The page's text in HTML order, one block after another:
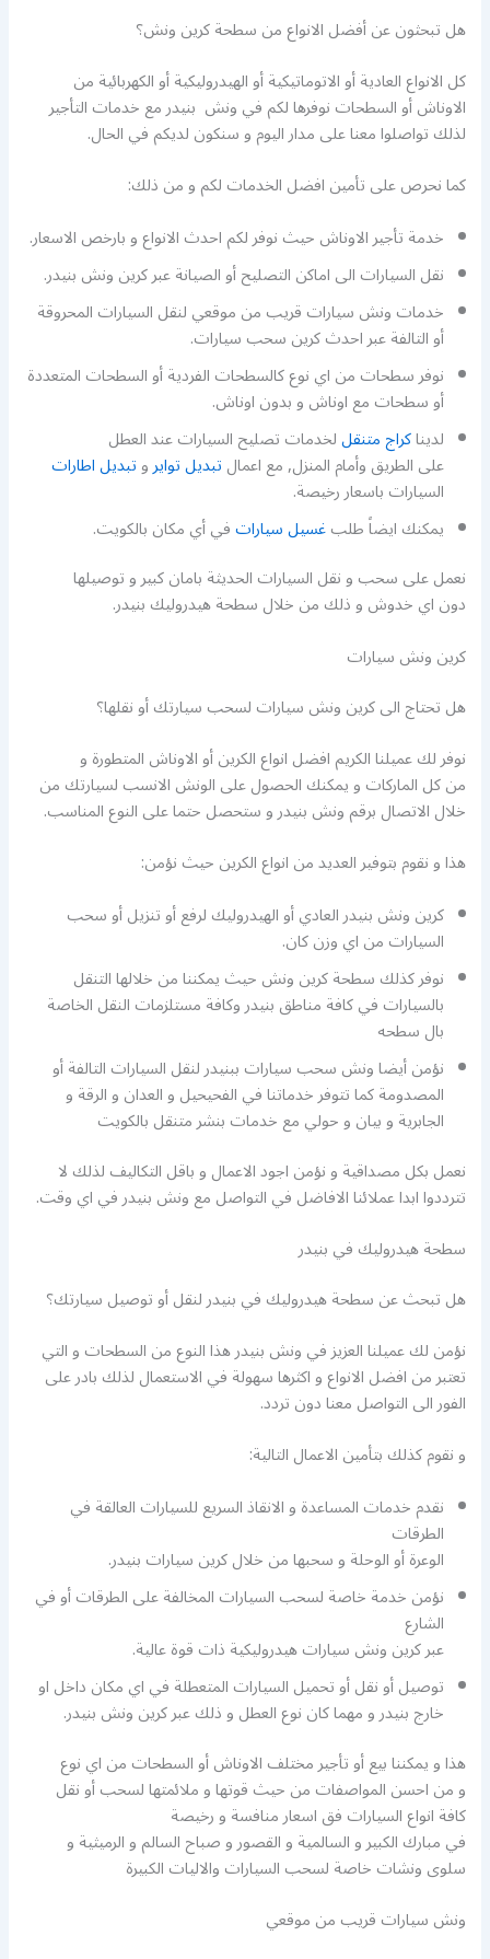
هل تبحثون عن أفضل الانواع من سطحة كرين ونش؟
كل الانواع العادية أو الاتوماتيكية أو الهيدروليكية أو الكهربائية من
الاوناش أو السطحات نوفرها لكم في ونش بنيدر مع خدمات التأجير
لذلك تواصلوا معنا على مدار اليوم و سنكون لديكم في الحال.
كما نحرص على تأمين افضل الخدمات لكم و من ذلك:
خدمة تأجير الاوناش حيث نوفر لكم احدث الانواع و بارخص الاسعار.
نقل السيارات الى اماكن التصليح أو الصيانة عبر كرين ونش بنيدر.
خدمات ونش سيارات قريب من موقعي لنقل السيارات المحروقة
أو التالفة عبر احدث كرين سحب سيارات.
نوفر سطحات من اي نوع كالسطحات الفردية أو السطحات المتعددة
أو سطحات مع اوناش و بدون اوناش.
لديناكراج متنقللخدمات تصليح السيارات عند العطل
على الطريق وأمام المنزل, مع اعمالتبديل توايروتبديل اطارات
السيارات باسعار رخيصة.
يمكنك ايضاً طلبغسيل سياراتفي أي مكان بالكويت.
نعمل على سحب و نقل السيارات الحديثة بامان كبير و توصيلها
دون اي خدوش و ذلك من خلال سطحة هيدروليك بنيدر.
كرين ونش سيارات
هل تحتاج الى كرين ونش سيارات لسحب سيارتك أو نقلها؟
نوفر لك عميلنا الكريم افضل انواع الكرين أو الاوناش المتطورة و
من كل الماركات و يمكنك الحصول على الونش الانسب لسيارتك من
خلال الاتصال برقم ونش بنيدر و ستحصل حتما على النوع المناسب.
هذا و نقوم بتوفير العديد من انواع الكرين حيث نؤمن:
كرين ونش بنيدر العادي أو الهيدروليك لرفع أو تنزيل أو سحب
السيارات من اي وزن كان.
نوفر كذلك سطحة كرين ونش حيث يمكننا من خلالها التنقل
بالسيارات في كافة مناطق بنيدر وكافة مستلزمات النقل الخاصة
بال سطحه
نؤمن أيضا ونش سحب سيارات ببنيدر لنقل السيارات التالفة أو
المصدومة كما تتوفر خدماتنا في الفحيحيل و العدان و الرقة و
الجابرية و بيان و حولي مع خدمات بنشر متنقل بالكويت
نعمل بكل مصداقية و نؤمن اجود الاعمال و باقل التكاليف لذلك لا
تترددوا ابدا عملائنا الافاضل في التواصل مع ونش بنيدر في اي وقت.
سطحة هيدروليك في بنيدر
هل تبحث عن سطحة هيدروليك في بنيدر لنقل أو توصيل سيارتك؟
نؤمن لك عميلنا العزيز في ونش بنيدر هذا النوع من السطحات و التي
تعتبر من افضل الانواع و اكثرها سهولة في الاستعمال لذلك بادر على
الفور الى التواصل معنا دون تردد.
و نقوم كذلك بتأمين الاعمال التالية:
نقدم خدمات المساعدة و الانقاذ السريع للسيارات العالقة في
الطرقات
الوعرة أو الوحلة و سحبها من خلال كرين سيارات بنيدر.
نؤمن خدمة خاصة لسحب السيارات المخالفة على الطرقات أو في
الشارع
عبر كرين ونش سيارات هيدروليكية ذات قوة عالية.
توصيل أو نقل أو تحميل السيارات المتعطلة في اي مكان داخل او
خارج بنيدر و مهما كان نوع العطل و ذلك عبر كرين ونش بنيدر.
هذا و يمكننا بيع أو تأجير مختلف الاوناش أو السطحات من اي نوع
و من احسن المواصفات من حيث قوتها و ملائمتها لسحب أو نقل
كافة انواع السيارات فق اسعار منافسة و رخيصة
في مبارك الكبير و السالمية و القصور و صباح السالم و الرميثية و
سلوى ونشات خاصة لسحب السيارات والاليات الكبيرة
ونش سيارات قريب من موقعي